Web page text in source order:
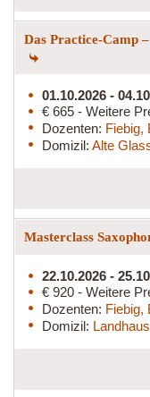
Das Practice-Camp
01.10.2026 -
€ 665 - Weitere
Dozenten: Fiebig,
Domizil: Alte
Masterclass
22.10.2026 -
€ 920 - Weitere
Dozenten: Fiebig,
Domizil: